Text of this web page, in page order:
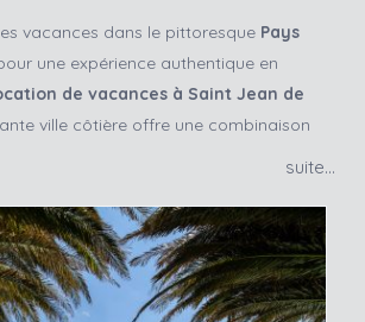
vacances dans le pittoresque Pays
une expérience authentique en
de vacances à Saint Jean de
ville côtière offre une combinaison
d’appartementsmodernes
basques et luxueuses villas.
DE SAINT JEAN DE